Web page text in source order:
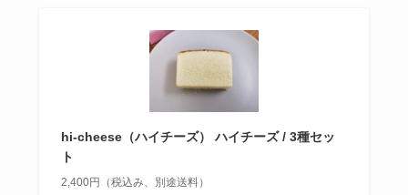
hi-cheese（ハイチーズ） ハイチーズ / 3種セッ
ト
2,400円（税込み、別途送料）